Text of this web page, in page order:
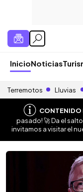
InicioNoticias
Terremotos Lluvias
CONTENIDO
pasado! 🚀 Da el
invitamos a visitar el